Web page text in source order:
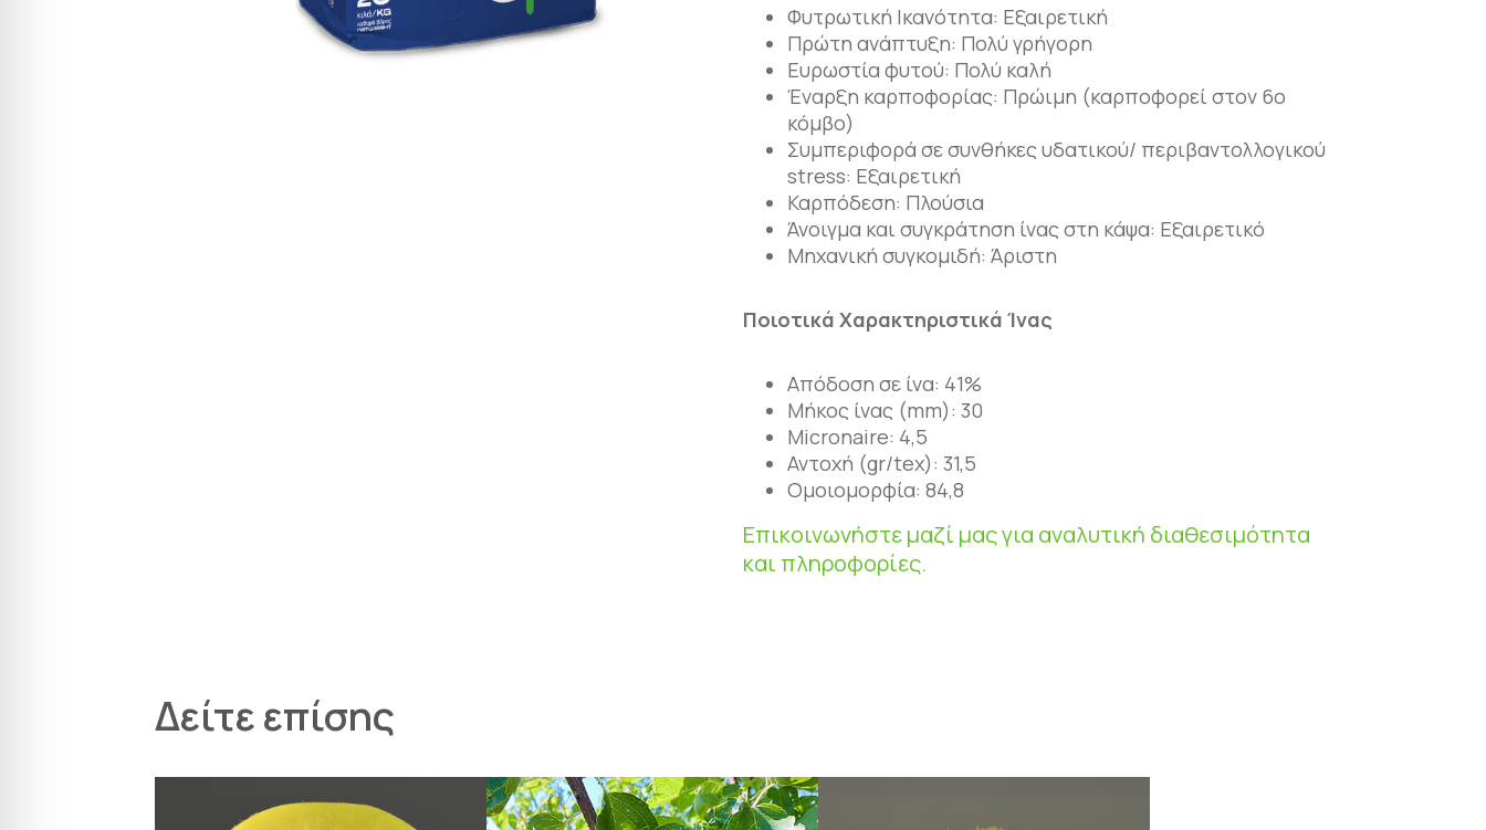
Φυτρωτική Ικανότητα: Εξαιρετική
Πρώτη ανάπτυξη: Πολύ γρήγορη
Ευρωστία φυτού: Πολύ καλή
Έναρξη καρποφορίας: Πρώιμη (καρποφορεί στον 6ο
κόμβο)
Συμπεριφορά σε συνθήκες υδατικού/ περιβαντολλογικού
stress: Εξαιρετική
Καρπόδεση: Πλούσια
Άνοιγμα και συγκράτηση ίνας στη κάψα: Εξαιρετικό
Μηχανική συγκομιδή: Άριστη
Ποιοτικά Χαρακτηριστικά Ίνας
Απόδοση σε ίνα: 41%
Μήκος ίνας (mm): 30
Micronaire: 4,5
Αντοχή (gr/tex): 31,5
Ομοιομορφία: 84,8
Επικοινωνήστε μαζί μας για αναλυτική διαθεσιμότητα
και πληροφορίες.
Δείτε επίσης